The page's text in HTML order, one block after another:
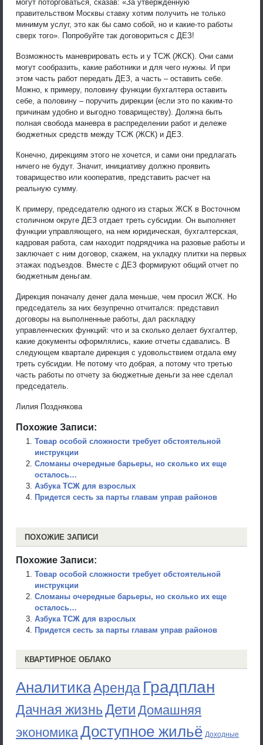
могут поторговаться, сказав: «За утвержденную
правительством Москвы ставку хотим получить не только
минимум услуг, это как бы само собой, но и какие-то работы
сверх того». Попробуйте так договориться с ДЕЗ!
Возможность маневрировать есть и у ТСЖ (ЖСК). Они сами
могут сообразить, какие работники и для чего нужны. И при
этом часть работ передать ДЕЗ, а часть – оставить себе.
Можно, к примеру, половину функции бухгалтера оставить
себе, а половину – поручить дирекции (если это по каким-то
причинам удобно и выгодно товариществу). Должна быть
полная свобода маневра в распределении работ и дележе
бюджетных средств между ТСЖ (ЖСК) и ДЕЗ.
Конечно, дирекциям этого не хочется, и сами они предлагать
ничего не будут. Значит, инициативу должно проявить
товарищество или кооператив, представить расчет на
реальную сумму.
К примеру, председателю одного из старых ЖСК в Восточном
столичном округе ДЕЗ отдает треть субсидии. Он выполняет
функции управляющего, на нем юридическая, бухгалтерская,
кадровая работа, сам находит подрядчика на разовые работы и
заключает с ним договор, скажем, на укладку плитки на первых
этажах подъездов. Вместе с ДЕЗ формируют общий отчет по
бюджетным деньгам.
Дирекция поначалу денег дала меньше, чем просил ЖСК. Но
председатель за них безупречно отчитался: представил
договоры на выполненные работы, дал раскладку
управленческих функций: что и за сколько делает бухгалтер,
какие документы оформлялись, какие отчеты сдавались. В
следующем квартале дирекция с удовольствием отдала ему
треть субсидии. Не потому что добрая, а потому что третью
часть работы по отчету за бюджетные деньги за нее сделал
председатель.
Лилия Позднякова
Похожие Записи:
Товар особой сложности требует обстоятельной
инструкции
Сломаны очередные барьеры, но сколько их еще
осталось…
Азбука ТСЖ для взрослых
Придется сесть за парты главам управ районов
ПОХОЖИЕ ЗАПИСИ
Похожие Записи:
Товар особой сложности требует обстоятельной
инструкции
Сломаны очередные барьеры, но сколько их еще
осталось…
Азбука ТСЖ для взрослых
Придется сесть за парты главам управ районов
КВАРТИРНОЕ ОБЛАКО
АналитикаАренда Градплан
Дачная жизньДети Домашняя
экономикаДоступное жильё Доходные